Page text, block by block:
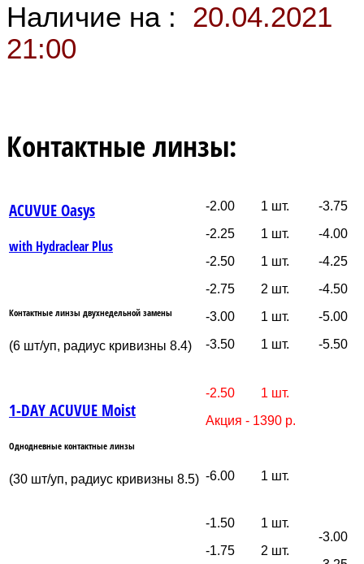
Наличие на : 20.04.2021
21:00
Контактные линзы:
ACUVUE Oasys
with Hydraclear Plus
Контактные линзы двухнедельной замены
(6 шт/уп, радиус кривизны 8.4)
-2.00 1 шт.
-2.25 1 шт.
-2.50 1 шт.
-2.75 2 шт.
-3.00 1 шт.
-3.50 1 шт.
-
-4.00
-
-
-5.00
-5.50
1-DAY ACUVUE Moist
Однодневные контактные линзы
(30 шт/уп, радиус кривизны 8.5)
-2.50 1 шт.
Акция - 1390 р.
-6.00 1 шт.
-1.50 1 шт.
-1.75 2 шт.
-3.00